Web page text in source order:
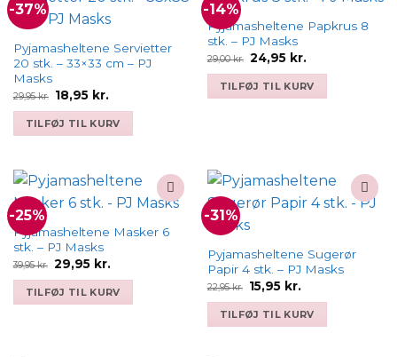
-37%
Pyjamasheltene Servietter
20 stk. – 33×33 cm – PJ
Masks
29,95kr.
Den
oprindelige
pris
var:
29,95 kr..
18,95 kr.Den
pris
er:
18,95 kr..
TILFØJ TIL KURV
-14%
wishlist
Pyjamasheltene Papkrus 8
stk. – PJ Masks
29,00kr. Den
oprindelige
pris
var:
29,00 kr..
24,95 kr.Den
pris
er:
24,95 kr..
TILFØJ TIL KURV
-25%
wishlist
Pyjamasheltene Masker 6
stk. – PJ Masks
39,95kr. Den
oprindelige
pris
var:
39,95 kr..
29,95 kr.Den
pris
er:
29,95 kr..
TILFØJ TIL KURV
-31%
Pyjamasheltene Sugerør
Papir 4 stk. – PJ Masks
22,95kr.
Den
oprindelige
pris
var:
22,95 kr..
15,95 kr.Den
pris
er:
15,95 kr..
TILFØJ TIL KURV